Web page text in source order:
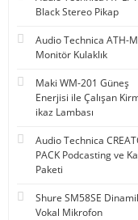
Black Stereo Pikap
Audio Technica ATH-
Monitör Kulaklık
Maki WM-201 Güneş
Enerjisi ile Çalışan
ikaz Lambası
Audio Technica
PACK Podcasting ve
Paketi
Shure SM58SE
Vokal Mikrofon